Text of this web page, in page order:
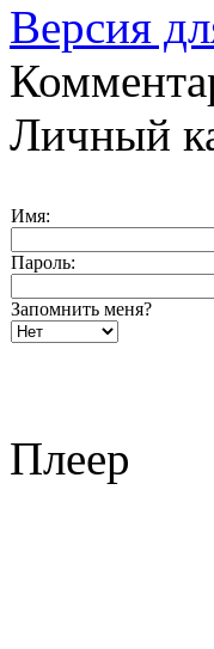
Версия
Личный
Имя:
Пароль:
Запомнить меня?
Плеер